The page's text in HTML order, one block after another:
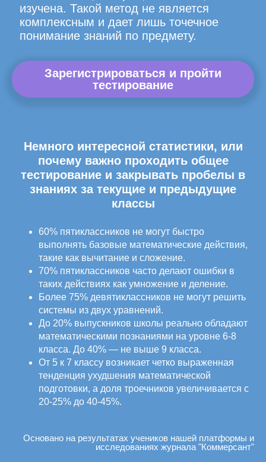
изучена. Такой метод не является
комплексным и дает лишь точечное
понимание знаний по предмету.
Зарегистрироваться и пройти
тестирование
Немного интересной статистики, или
почему важно проходить общее
тестирование и закрывать пробелы в
знаниях за текущие и предыдущие
классы
60% пятиклассников не могут быстро
выполнять базовые математические действия,
такие как вычитание и сложение.
70% пятиклассников часто делают ошибки в
таких действиях как умножение и деление.
Более 75% девятиклассников не могут решить
системы из двух уравнений.
До 20% выпускников школы реально обладают
математическими познаниями на уровне 6-8
класса. До 40% — не выше 9 класса.
От 5 к 7 классу возникает четко выраженная
тенденция ухудшения математической
подготовки, а доля троечников увеличивается с
20-25% до 40-45%.
Основано на результатах учеников нашей платформы и
исследованиях журнала "Коммерсант"